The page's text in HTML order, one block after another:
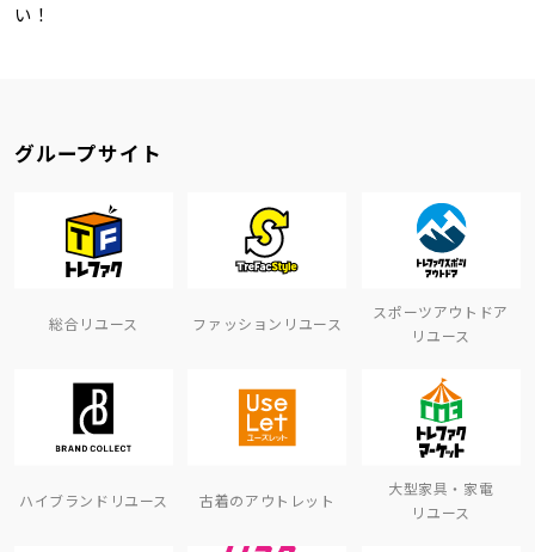
い！
グループサイト
総合リユース ファッションリユース
スポーツアウトドア
リユース
ハイブランドリユース 古着のアウトレット
大型家具・家電
リユース